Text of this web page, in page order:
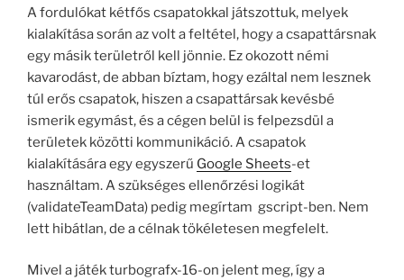
A fordulókat kétfős csapatokkal játszottuk, melyek
kialakítása során az volt a feltétel, hogy a csapattársnak
egy másik területről kell jönnie. Ez okozott némi
kavarodást, de abban bíztam, hogy ezáltal nem lesznek
túl erős csapatok, hiszen a csapattársak kevésbé
ismerik egymást, és a cégen belül is felpezsdül a
területek közötti kommunikáció. A csapatok
kialakítására egy egyszerű Google Sheets-et
használtam. A szükséges ellenőrzési logikát
(validateTeamData) pedig megírtam gscript-ben. Nem
lett hibátlan, de a célnak tökéletesen megfelelt.
Mivel a játék turbografx-16-on jelent meg, így a